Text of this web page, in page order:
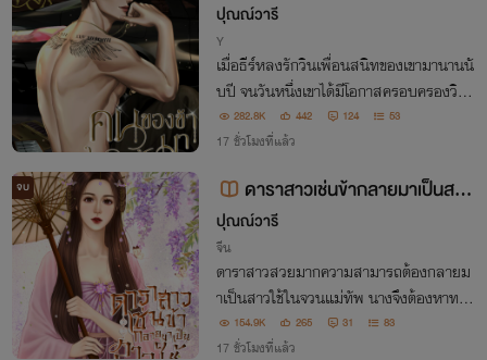
ปุณณ์วารี
Y
เมื่อธีร์หลงรักวินเพื่อนสนิทของเขามานานนั
บปี จนวันหนึ่งเขาได้มีโอกาสครอบครองวิน
สมใจ แล้วคนเช่นเขาจะยอมให้ใครกล้ายุ่งกับ
คนของเขาได้อีกเล่า
282.8K 442 124 53
17 ชั่วโมงที่แล้ว
จบ
ดาราสาวเช่นข้ากลายมาเป็นสาว
ใช้อุ่นเตียง
ปุณณ์วารี
จีน
ดาราสาวสวยมากความสามารถต้องกลายม
าเป็นสาวใช้ในจวนแม่ทัพ นางจึงต้องหาทาง
พิชิตใจเขาให้สำเร็จให้ได้
154.9K 265 31 83
17 ชั่วโมงที่แล้ว